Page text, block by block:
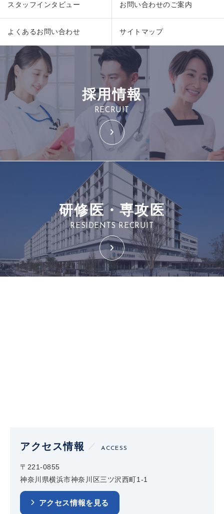
スタッフインタビュー お問い合わせのご案内
よくあるお問い合わせ サイトマップ
採用情報
RECRUIT
研修医・専攻医
RESIDENTS RECRUIT
アクセス情報 ACCESS
〒221-0855
神奈川県横浜市神奈川区三ツ沢西町1-1
アクセス情報を見る